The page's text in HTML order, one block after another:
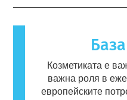
за лична хигиена
съставки, които
за някои хора. Това
продуктът не е
други потребители.
Козметиката е
важна роля в
европейските